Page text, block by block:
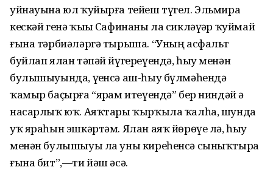
уйнауына юл ҡуйырға тейеш түгел. Эльмира
кескәй генә ҡыҙы Сафинаны ла сикләүҙәр ҡуймай
ғына тәрбиәләргә тырыша. “Уның асфальт
буйлап ялан тәпәй йүгереүендә, һыу менән
булышыуында, үҙенсә аш-һыу бүлмәһендә
ҡамыр баҫырға “ярҙам итеүендә” бер ниндәй ҙә
насарлыҡ юҡ. Аяҡтары ҡырҡыла ҡалһа, шунда
уҡ яраһын эшкәртәм. Ялан аяҡ йөрөүе лә, һыу
менән булышыуы ла уны киреһенсә сыныҡтыра
ғына бит”,—ти йәш әсә.